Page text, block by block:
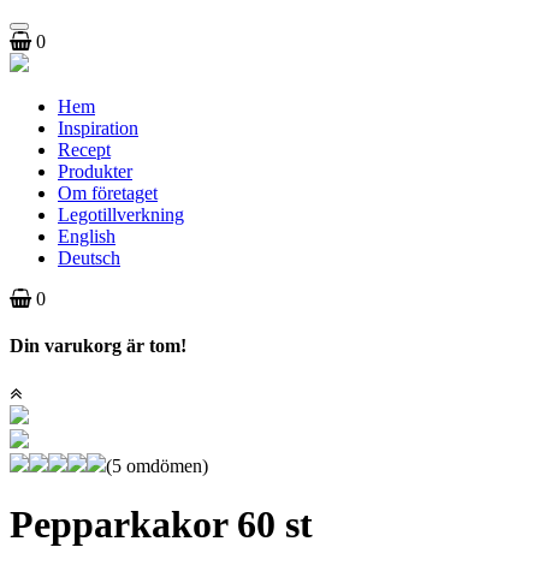
Toggle
navigation
0
Hem
Inspiration
Recept
Produkter
Om företaget
Legotillverkning
English
Deutsch
0
Din varukorg är tom!
(5 omdömen)
Pepparkakor 60 st